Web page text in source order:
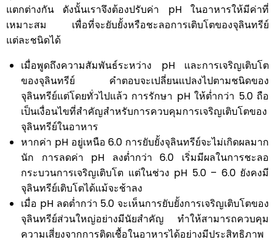
แตกต่างกัน ดังนั้นเราจึงต้องปรับค่า pH ในอาหารให้มีค่าที่
เหมาะสม เพื่อที่จะยับยั้งหรือชะลอการเติบโตของจุลินทรีย์
แต่ละชนิดได้
เมื่อพูดถึงความสัมพันธ์ระหว่าง pH และการเจริญเติบโต
ของจุลินทรีย์ คำตอบจะเปลี่ยนแปลงไปตามชนิดของ
จุลินทรีย์แต่โดยทั่วไปแล้ว การรักษา pH ให้ต่ำกว่า 5.0 ถือ
เป็นเงื่อนไขที่สำคัญสำหรับการควบคุมการเจริญเติบโตของ
จุลินทรีย์ในอาหาร
หากค่า pH อยู่เหนือ 6.0 การยับยั้งจุลินทรีย์จะไม่เกิดผลมาก
นัก การลดค่า pH ลงต่ำกว่า 6.0 เริ่มมีผลในการชะลอ
กระบวนการเจริญเติบโต แต่ในช่วง pH 5.0 – 6.0 ยังคงมี
จุลินทรีย์เติบโตได้แม้จะช้าลง
เมื่อ pH ลดต่ำกว่า 5.0 จะเห็นการยับยั้งการเจริญเติบโตของ
จุลินทรีย์ส่วนใหญ่อย่างมีนัยสำคัญ ทำให้สามารถควบคุม
ความเสี่ยงจากการติดเชื้อในอาหารได้อย่างมีประสิทธิภาพ